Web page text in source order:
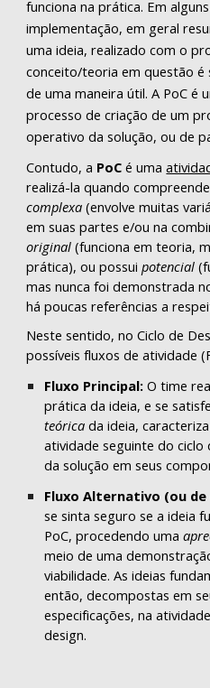
funciona na prática. Em
implementação, em geral
uma ideia, realizado com o
conceito/teoria em questão é
de uma maneira útil. A PoC é
processo de criação de um
operativo da solução, ou de
Contudo, a PoCé uma
realizá-la quando
complexa (envolve muitas
em suas partes e/ou na
original (funciona em teoria,
prática), ou possuipotencial
mas nunca foi demonstrada
há poucas referências a
Neste sentido, no Ciclo de
possíveis fluxos de atividade
Fluxo Principal:O time
prática da ideia, e se
teórica da ideia,
atividade seguinte do ciclo
da solução em seus
Fluxo Alternativo (ou de
se sinta seguro se a ideia
PoC, procedendo uma
meio de uma
viabilidade. As ideias
então, decompostas em
especificações, na
design.